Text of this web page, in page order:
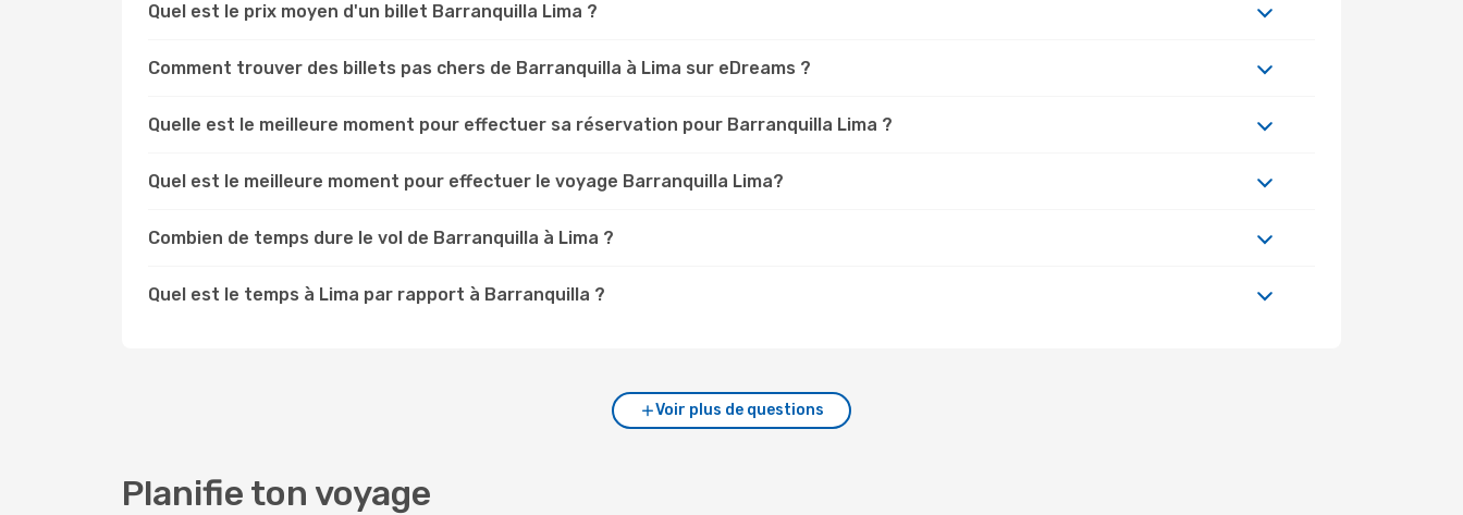
Quel est le prix moyen d'un billet Barranquilla Lima ?
Comment trouver des billets pas chers de Barranquilla à Lima sur eDreams ?
Quelle est le meilleure moment pour effectuer sa réservation pour Barranquilla Lima ?
Quel est le meilleure moment pour effectuer le voyage Barranquilla Lima?
Combien de temps dure le vol de Barranquilla à Lima ?
Quel est le temps à Lima par rapport à Barranquilla ?
Voir plus de questions
Planifie ton voyage